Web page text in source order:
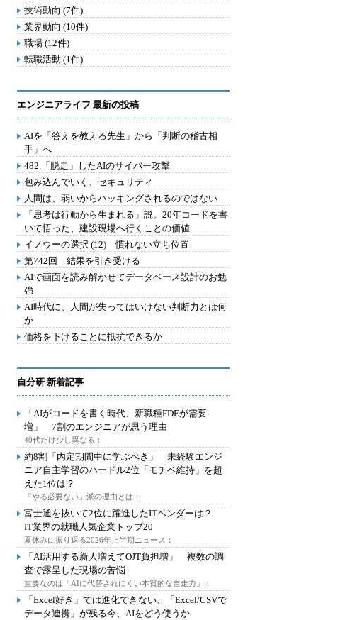
技術動向 (7件)
業界動向 (10件)
職場 (12件)
転職活動 (1件)
エンジニアライフ 最新の投稿
AIを「答えを教える先生」から「判断の稽古相
手」へ
482.「脱走」したAIのサイバー攻撃
包み込んでいく、セキュリティ
人間は、弱いからハッキングされるのではない
「思考は行動から生まれる」説。20年コードを書
いて悟った、建設現場へ行くことの価値
イノウーの選択 (12) 慣れない立ち位置
第742回 結果を引き受ける
AIで画面を読み解かせてデータベース設計のお勉
強
AI時代に、人間が失ってはいけない判断力とは何
か
価格を下げることに抵抗できるか
自分研 新着記事
「AIがコードを書く時代、新職種FDEが需要
増」 7割のエンジニアが思う理由
40代だけ少し異なる：
約8割「内定期間中に学ぶべき」 未経験エンジ
ニア自主学習のハードル2位「モチベ維持」を超
えた1位は？
「やる必要ない」派の理由とは：
富士通を抜いて2位に躍進したITベンダーは？
IT業界の就職人気企業トップ20
夏休みに振り返る2026年上半期ニュース：
「AI活用する新人増えてOJT負担増」 複数の調
査で露呈した現場の苦悩
重要なのは「AIに代替されにくい本質的な自走力」：
「Excel好き」では進化できない、「Excel/CSVで
データ連携」が残る今、AIをどう使うか